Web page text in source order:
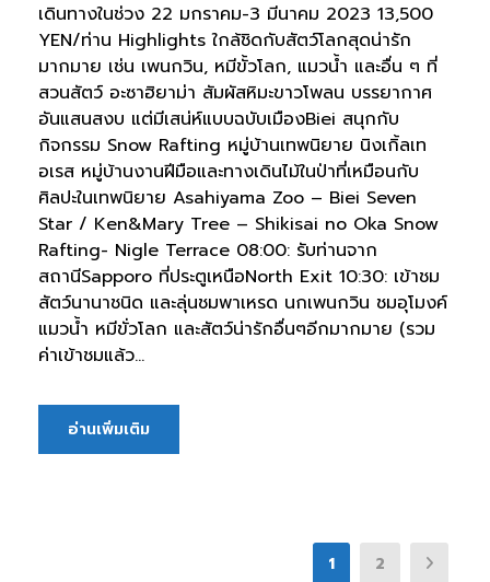
เดินทางในช่วง 22 มกราคม-3 มีนาคม 2023 13,500
YEN/ท่าน Highlights ใกล้ชิดกับสัตว์โลกสุดน่ารัก
มากมาย เช่น เพนกวิน, หมีขั้วโลก, แมวน้ำ และอื่น ๆ ที่
สวนสัตว์ อะซาฮิยาม่า สัมผัสหิมะขาวโพลน บรรยากาศ
อันแสนสงบ แต่มีเสน่ห์แบบฉบับเมืองBiei สนุกกับ
กิจกรรม Snow Rafting หมู่บ้านเทพนิยาย นิงเกิ้ลเท
อเรส หมู่บ้านงานฝีมือและทางเดินไม้ในป่าที่เหมือนกับ
ศิลปะในเทพนิยาย Asahiyama Zoo – Biei Seven
Star / Ken&Mary Tree – Shikisai no Oka Snow
Rafting- Nigle Terrace 08:00: รับท่านจาก
สถานีSapporo ที่ประตูเหนือNorth Exit 10:30: เข้าชม
สัตว์นานาชนิด และลุ่นชมพาเหรด นกเพนกวิน ชมอุโมงค์
แมวน้ำ หมีขั่วโลก และสัตว์น่ารักอื่นๆอีกมากมาย (รวม
ค่าเข้าชมแล้ว...
อ่านเพิ่มเติม
1 2